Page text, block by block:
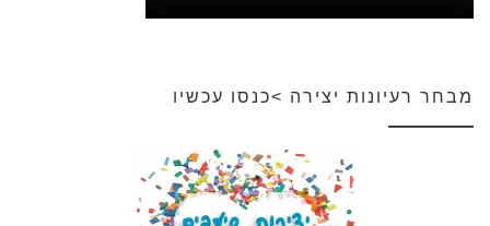
מבחר רעיונות יצירה >כנסו עכשיו